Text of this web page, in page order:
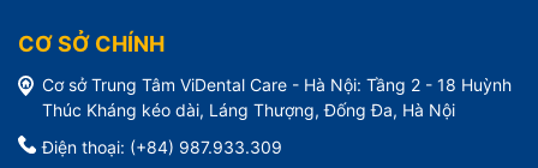
CƠ SỞ CHÍNH
Cơ sở Trung Tâm ViDental Care - Hà Nội: Tầng 2 - 18 Huỳnh
Thúc Kháng kéo dài, Láng Thượng, Đống Đa, Hà Nội
Điện thoại: (+84) 987.933.309